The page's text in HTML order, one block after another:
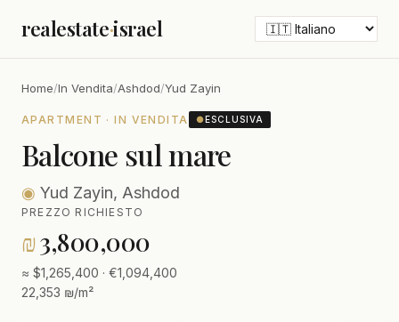
realestate·israel
Home/In Vendita/Ashdod/Yud Zayin
APARTMENT · IN VENDITA ●ESCLUSIVA
Balcone sul mare
◉ Yud Zayin, Ashdod
PREZZO RICHIESTO
₪3,800,000
≈ $1,265,400 · €1,094,400
22,353 ₪/m²